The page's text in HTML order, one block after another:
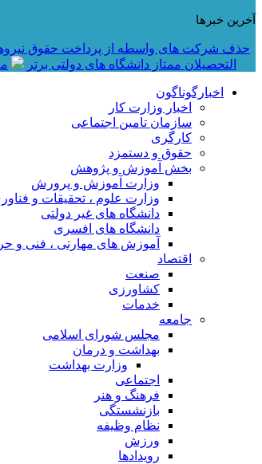
آخرین خبرها
حذف شرکت های واسطه از پرداخت حقوق
التحصیلان ممتاز دانشگاه های دولتی برتر
اخبارگوناگون
اخبار وزارت کار
سازمان تامین اجتماعی
کارگری
حقوق و دستمزد
بخش آموزش و پژوهش
وزارت آموزش و پرورش
وزارت علوم ، تحقیقات و
دانشگاه های غیر دولتی
دانشگاه های افسری
آموزش های مهارتی ، فنی و
اقتصاد
صنعت
کشاورزی
خدمات
جامعه
مجلس شورای اسلامی
بهداشت و درمان
وزارت بهداشت
اجتماعی
فرهنگ و هنر
بازنشستگی
نظام وظیفه
ورزش
رویدادها